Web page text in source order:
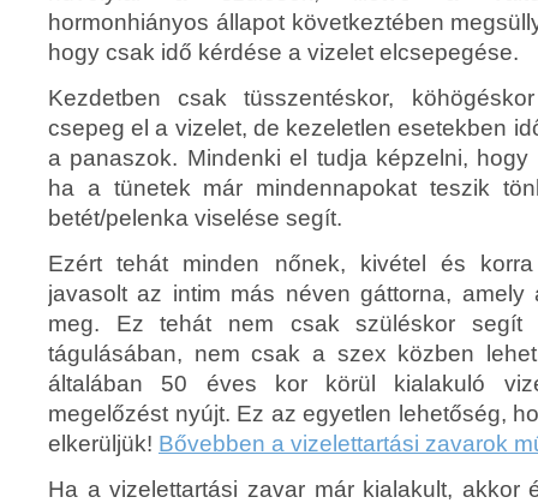
hormonhiányos állapot következtében
hogy csak idő kérdése a vizelet elcsepegése.
Kezdetben csak tüsszentéskor,
csepeg el a vizelet, de kezeletlen esetekben
a panaszok. Mindenki el tudja képzelni,
ha a tünetek már mindennapokat teszik
betét/pelenka viselése segít.
Ezért tehát minden nőnek, kivétel és
javasolt az intim más néven gáttorna, amely
meg. Ez tehát nem csak szüléskor
tágulásában, nem csak a szex közben
általában 50 éves kor körül kialakuló
megelőzést nyújt. Ez az egyetlen lehetőség,
elkerüljük! Bővebben a vizelettartási zavarok
Ha a vizelettartási zavar már kialakult, akkor